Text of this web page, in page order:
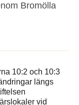
Bromölla
10:2 och 10:3
längs
vid